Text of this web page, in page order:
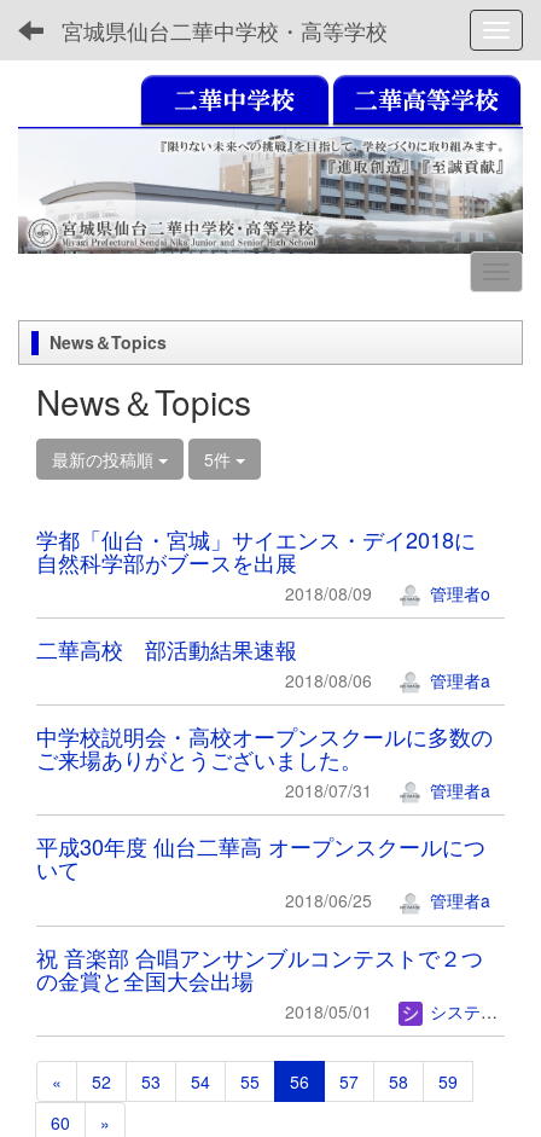
宮城県仙台二華中学校・高等学校
News＆Topics
News＆Topics
最新の投稿順 5件
学都「仙台・宮城」サイエンス・デイ2018に
自然科学部がブースを出展
2018/08/09 管理者o
二華高校 部活動結果速報
2018/08/06 管理者a
中学校説明会・高校オープンスクールに多数の
ご来場ありがとうございました。
2018/07/31 管理者a
平成30年度 仙台二華高 オープンスクールにつ
いて
2018/06/25 管理者a
祝 音楽部 合唱アンサンブルコンテストで２つ
の金賞と全国大会出場
2018/05/01 システム管理者
« 52 53 54 55 56 57 58
59
60
»